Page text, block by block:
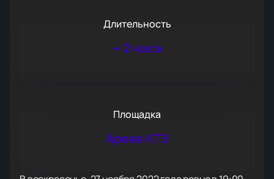
Длительность
~ 2 часа
Площадка
Арена КТЗ